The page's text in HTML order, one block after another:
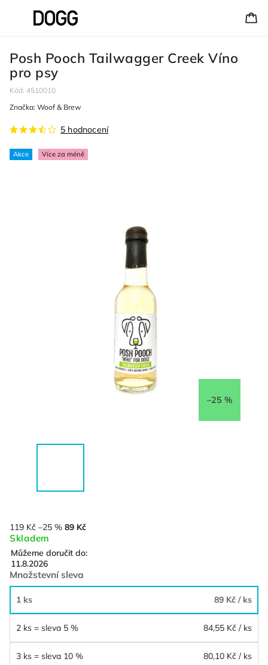
Posh Pooch Tailwagger Creek Víno
pro psy
Kód: 4510010
Akce Více za méně
5 hodnocení
Značka: Woof & Brew
–25 %
119 Kč –25 % 89 Kč
Skladem
Můžeme doručit do:
11.8.2026
Množstevní sleva
1 ks 89 Kč / ks
2 ks = sleva 5 % 84,55 Kč / ks
3 ks = sleva 10 % 80,10 Kč / ks